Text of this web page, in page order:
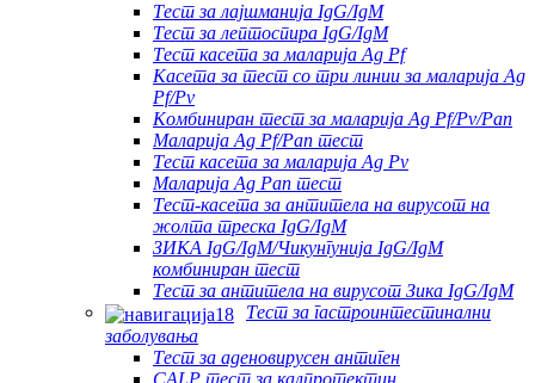
Тест за лајшманија IgG/IgM
Тест за лептоспира IgG/IgM
Тест касета за маларија Ag Pf
Касета за тест со три линии за маларија Ag
Pf/Pv
Комбиниран тест за маларија Ag Pf/Pv/Pan
Маларија Ag Pf/Pan тест
Тест касета за маларија Ag Pv
Маларија Ag Pan тест
Тест-касета за антитела на вирусот на
жолта треска IgG/IgM
ЗИКА IgG/IgM/Чикунгунија IgG/IgM
комбиниран тест
Тест за антитела на вирусот Зика IgG/IgM
Тест за гастроинтестинални
заболувања
Тест за аденовирусен антиген
CALP тест за калпротектин